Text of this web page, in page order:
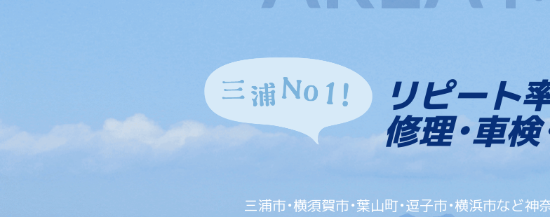
リピート
修理・車検
三浦市・横須賀市・葉山町・逗子市・横浜市など神